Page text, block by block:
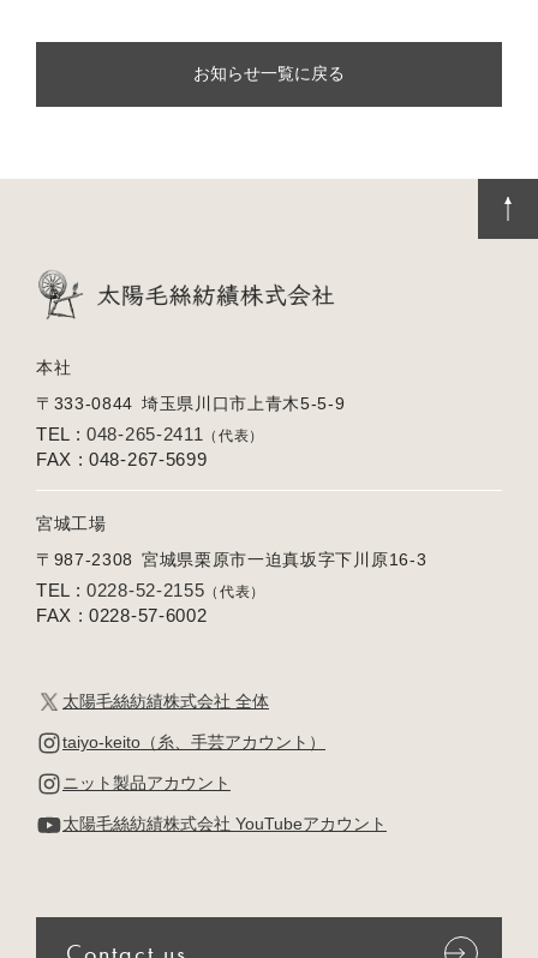
お知らせ一覧に戻る
本社
〒333-0844 埼玉県川口市上青木5-5-9
TEL :048-265-2411 （代表）
FAX : 048-267-5699
宮城工場
〒987-2308 宮城県栗原市一迫真坂字下川原16-3
TEL :0228-52-2155 （代表）
FAX : 0228-57-6002
太陽毛絲紡績株式会社 全体
taiyo-keito（糸、手芸アカウント）
ニット製品アカウント
太陽毛絲紡績株式会社 YouTubeアカウント